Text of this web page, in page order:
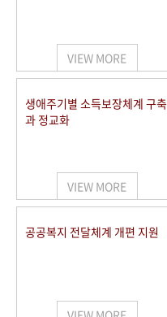
VIEW MORE
생애주기별 소득보장체계 구축
과 정교화
VIEW MORE
공공복지 전달체계 개편 지원